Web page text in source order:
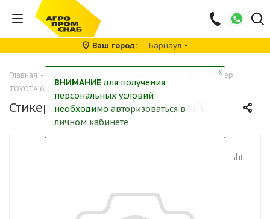
Ваш город Барнаул
Главная -
Стикер
TOYOTA 60мм выпуклый
Стикер TOYOTA 60мм выпуклый
╳
ВНИМАНИЕ для получения
персональных условий
необходимо авторизоваться в
личном кабинете